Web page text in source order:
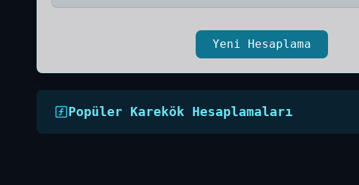
Yeni Hesaplama
Popüler Karekök Hesaplamaları